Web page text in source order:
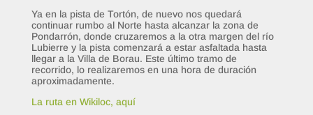
Ya en la pista de Tortón, de nuevo nos quedará
continuar rumbo al Norte hasta alcanzar la zona de
Pondarrón, donde cruzaremos a la otra margen del río
Lubierre y la pista comenzará a estar asfaltada hasta
llegar a la Villa de Borau. Este último tramo de
recorrido, lo realizaremos en una hora de duración
aproximadamente.
La ruta en Wikiloc, aquí